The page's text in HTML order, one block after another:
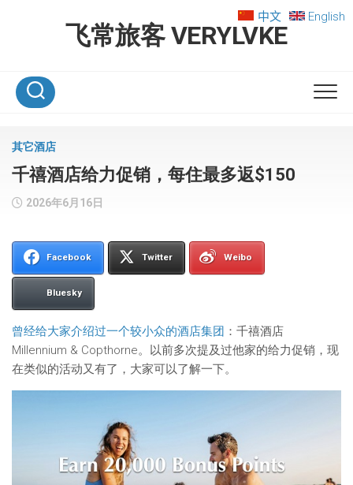
飞常旅客 VERYLVKE
中文 English
其它酒店
千禧酒店给力促销，每住最多返$150
2026年6月16日
Facebook Twitter Weibo
Bluesky
曾经给大家介绍过一个较小众的酒店集团 ：千禧酒店
Millennium & Copthorne。以前多次提及过他家的给力促销，现
在类似的活动又有了，大家可以了解一下。